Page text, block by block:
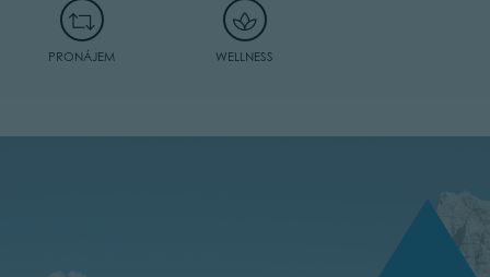
PRONÁJEM WELLNESS